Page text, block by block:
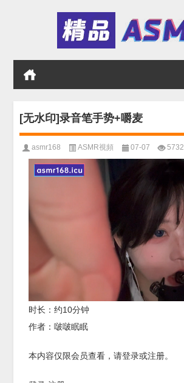
[无水印]录音笔手势+嚼麦
asmr168 ASMR視頻 07-07 5732
时长：约10分钟
作者：啵啵眠眠
本内容仅限会员查看，请登录或注册。